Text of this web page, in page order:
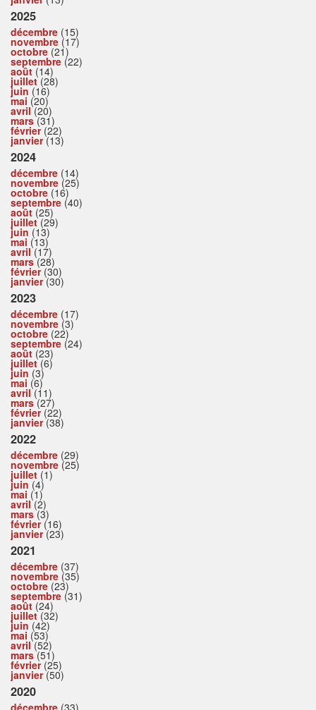
2025
décembre (15)
novembre (17)
octobre (21)
septembre (22)
août (14)
juillet(28)
juin (16)
mai (20)
avril(20)
mars(31)
février(22)
janvier(13)
2024
décembre (14)
novembre (25)
octobre (16)
septembre (40)
août (25)
juillet(29)
juin (13)
mai (13)
avril(17)
mars(28)
février(30)
janvier(30)
2023
décembre (17)
novembre (3)
octobre (22)
septembre (24)
août (23)
juillet(6)
juin (3)
mai (6)
avril(11)
mars(27)
février(22)
janvier(38)
2022
décembre (29)
novembre (25)
juillet (1)
juin (4)
mai (1)
avril(2)
mars(3)
février(16)
janvier(23)
2021
décembre (37)
novembre (35)
octobre (23)
septembre (31)
août (24)
juillet(32)
juin (42)
mai (53)
avril(52)
mars(51)
février(25)
janvier(50)
2020